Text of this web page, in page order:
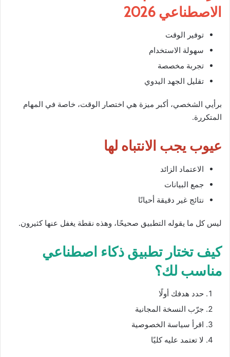
الاصطناعي 2026
توفير الوقت
سهولة الاستخدام
تجربة مخصصة
تقليل الجهد اليدوي
برأيي الشخصي، أكبر ميزة هي اختصار الوقت، خاصة في المهام
المتكررة.
عيوب يجب الانتباه لها
الاعتماد الزائد
جمع البيانات
نتائج غير دقيقة أحيانًا
ليس كل ما يقوله التطبيق صحيحًا، وهذه نقطة يغفل عنها كثيرون.
كيف تختار تطبيق ذكاء اصطناعي
مناسب لك؟
حدد هدفك أولًا
جرّب النسخة المجانية
اقرأ سياسة الخصوصية
لا تعتمد عليه كليًا